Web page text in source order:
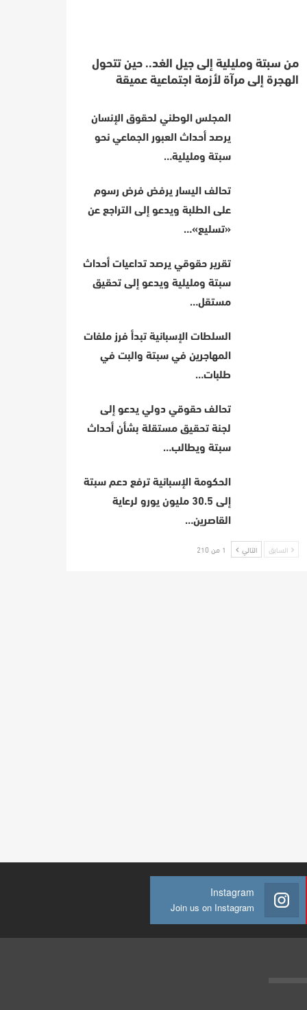
من سبتة ومليلية إلى جيل الغد.. حين تتحول
الهجرة إلى مرآة لأزمة اجتماعية عميقة
المجلس الوطني لحقوق الإنسان
يرصد أحداث العبور الجماعي نحو
سبتة ومليلية…
تحالف اليسار يرفض فرض رسوم
على الطلبة ويدعو إلى التراجع عن
«تسليع»…
تقرير حقوقي يرصد تداعيات أحداث
سبتة ومليلية ويدعو إلى تحقيق
مستقل…
السلطات الإسبانية تبدأ فرز ملفات
المهاجرين في سبتة والبت في
طلبات…
تحالف حقوقي دولي يدعو إلى
لجنة تحقيق مستقلة بشأن أحداث
سبتة ويطالب…
الحكومة الإسبانية ترفع دعم سبتة
إلى 30.5 مليون يورو لرعاية
القاصرين…
السابق التالي 1 من 210
Instagram
Join us on Instagram